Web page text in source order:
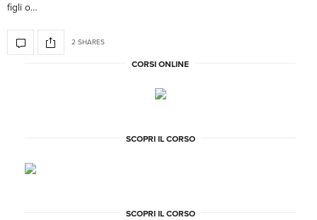
figli o…
2 SHARES
CORSI ONLINE
SCOPRI IL CORSO
SCOPRI IL CORSO